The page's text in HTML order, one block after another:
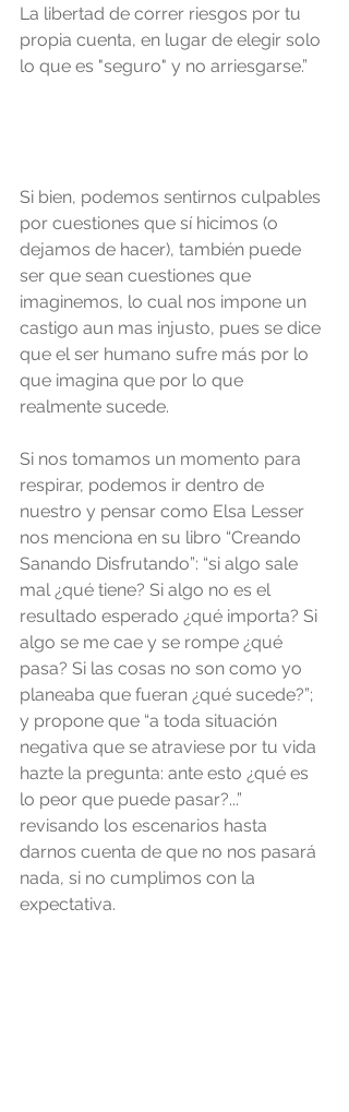
La libertad de correr riesgos por tu
propia cuenta, en lugar de elegir solo
lo que es "seguro" y no arriesgarse.”
Si bien, podemos sentirnos culpables
por cuestiones que sí hicimos (o
dejamos de hacer), también puede
ser que sean cuestiones que
imaginemos, lo cual nos impone un
castigo aun mas injusto, pues se dice
que el ser humano sufre más por lo
que imagina que por lo que
realmente sucede.
Si nos tomamos un momento para
respirar, podemos ir dentro de
nuestro y pensar como Elsa Lesser
nos menciona en su libro “Creando
Sanando Disfrutando”: “si algo sale
mal ¿qué tiene? Si algo no es el
resultado esperado ¿qué importa? Si
algo se me cae y se rompe ¿qué
pasa? Si las cosas no son como yo
planeaba que fueran ¿qué sucede?”;
y propone que “a toda situación
negativa que se atraviese por tu vida
hazte la pregunta: ante esto ¿qué es
lo peor que puede pasar?...”
revisando los escenarios hasta
darnos cuenta de que no nos pasará
nada, si no cumplimos con la
expectativa.